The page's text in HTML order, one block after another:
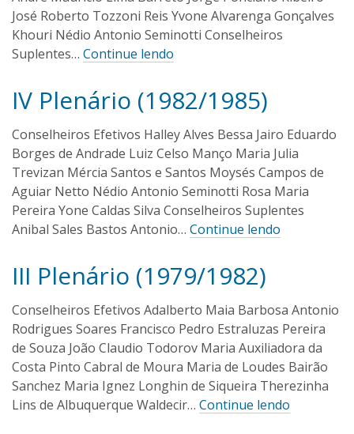
0
1
6
i
v
e
i
a
José Roberto Tozzoni Reis Yvone Alvarenga Gonçalves
Khouri Nédio Antonio Seminotti Conselheiros
Suplentes… Continue lendo
1
6
0
9
/
2
0
1
6
I
v
a
n
O
i
v
e
r
a
IV Plenário (1982/1985)
Conselheiros Efetivos Halley Alves Bessa Jairo Eduardo
Borges de Andrade Luiz Celso Manço Maria Julia
Trevizan Mércia Santos e Santos Moysés Campos de
Aguiar Netto Nédio Antonio Seminotti Rosa Maria
Pereira Yone Caldas Silva Conselheiros Suplentes
Anibal Sales Bastos Antonio… Continue lendo
1
6
0
9
/
2
0
1
6
I
v
a
n
O
l
i
v
e
III Plenário (1979/1982)
Conselheiros Efetivos Adalberto Maia Barbosa Antonio
Rodrigues Soares Francisco Pedro Estraluzas Pereira
de Souza João Claudio Todorov Maria Auxiliadora da
Costa Pinto Cabral de Moura Maria de Loudes Bairão
Sanchez Maria Ignez Longhin de Siqueira Therezinha
Lins de Albuquerque Waldecir… Continue lendo